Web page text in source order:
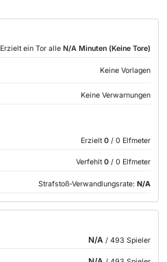
Erzielt ein Tor alle N/A Minuten (Keine Tore)
Keine Vorlagen
Keine Verwarnungen
Erzielt 0 / 0 Elfmeter
Verfehlt 0 / 0 Elfmeter
Strafstoß-Verwandlungsrate: N/A
N/A / 493 Spieler